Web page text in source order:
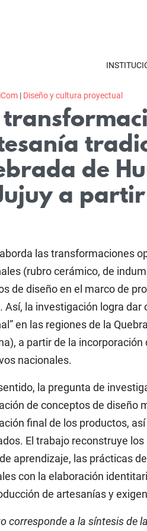
| Diseño y cultura proyectual
de
a
las transformaciones
(rubro cerámico, de
de diseño en el marco de
Así, la investigación logra
en las regiones de la
a partir de la
nacionales.
la pregunta de
de conceptos de diseño
final de los productos,
El trabajo reconstruye
aprendizaje, las prácticas
con la elaboración
de artesanías y
corresponde a la síntesis de